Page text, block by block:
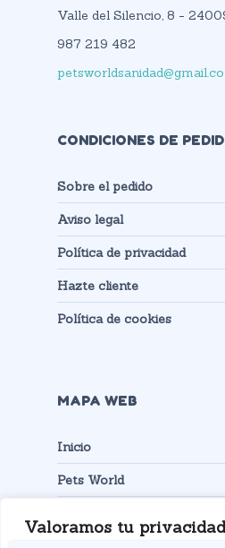
Valoramos tu privacidad
Valle del Silencio, 8 -
987 219 482
CONDICIONES DE
Sobre el pedido
Aviso legal
Política de privacidad
Hazte cliente
Política de cookies
MAPA WEB
Inicio
Pets World